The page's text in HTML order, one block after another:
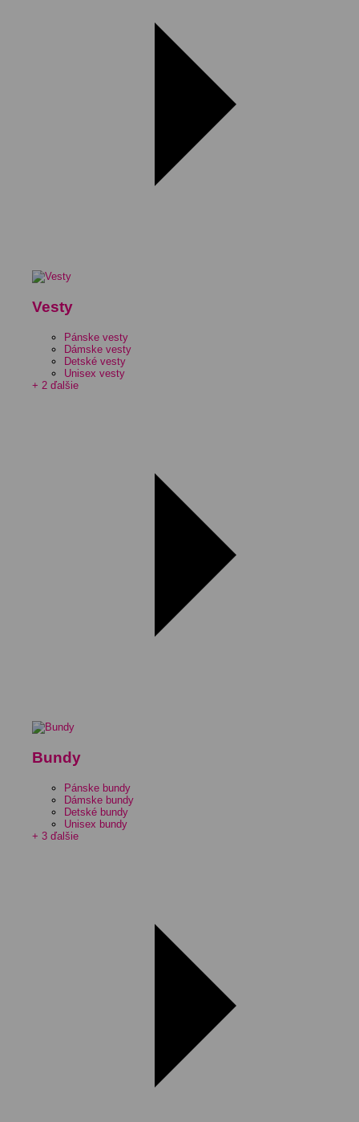
Vesty
Pánske vesty
Dámske vesty
Detské vesty
Unisex vesty
+ 2 ďalšie
Bundy
Pánske bundy
Dámske bundy
Detské bundy
Unisex bundy
+ 3 ďalšie